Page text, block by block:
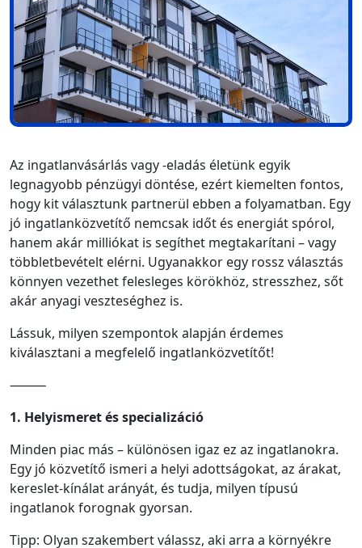
Az ingatlanvásárlás vagy -eladás életünk egyik
legnagyobb pénzügyi döntése, ezért kiemelten fontos,
hogy kit választunk partnerül ebben a folyamatban. Egy
jó ingatlanközvetítő nemcsak időt és energiát spórol,
hanem akár milliókat is segíthet megtakarítani – vagy
többletbevételt elérni. Ugyanakkor egy rossz választás
könnyen vezethet felesleges körökhöz, stresszhez, sőt
akár anyagi veszteséghez is.
Lássuk, milyen szempontok alapján érdemes
kiválasztani a megfelelő ingatlanközvetítőt!
⸻
1. Helyismeret és specializáció
Minden piac más – különösen igaz ez az ingatlanokra.
Egy jó közvetítő ismeri a helyi adottságokat, az árakat,
kereslet-kínálat arányát, és tudja, milyen típusú
ingatlanok forognak gyorsan.
Tipp: Olyan szakembert válassz, aki arra a környékre